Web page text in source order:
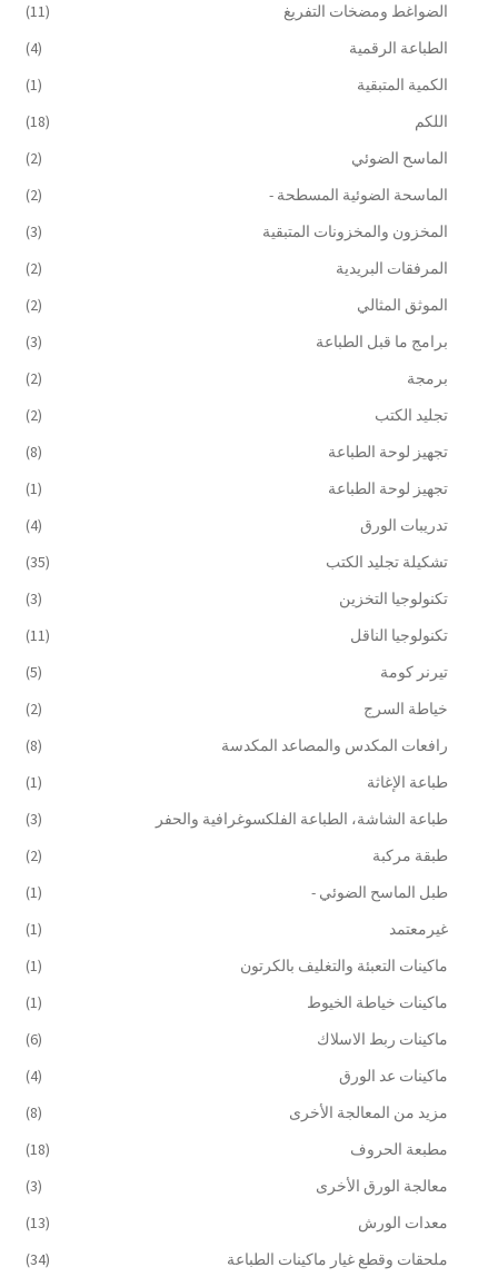
الضواغط ومضخات التفريغ
(11)
الطباعة الرقمية
(4)
الكمية المتبقية
(1)
اللكم
(18)
الماسح الضوئي
(2)
الماسحة الضوئية المسطحة -
(2)
المخزون والمخزونات المتبقية
(3)
المرفقات البريدية
(2)
الموثق المثالي
(2)
برامج ما قبل الطباعة
(3)
برمجة
(2)
تجليد الكتب
(2)
تجهيز لوحة الطباعة
(8)
تجهيز لوحة الطباعة
(1)
تدريبات الورق
(4)
تشكيلة تجليد الكتب
(35)
تكنولوجيا التخزين
(3)
تكنولوجيا الناقل
(11)
تيرنر كومة
(5)
خياطة السرج
(2)
رافعات المكدس والمصاعد المكدسة
(8)
طباعة الإغاثة
(1)
طباعة الشاشة، الطباعة الفلكسوغرافية والحفر
(3)
طبقة مركبة
(2)
طبل الماسح الضوئي -
(1)
غيرمعتمد
(1)
ماكينات التعبئة والتغليف بالكرتون
(1)
ماكينات خياطة الخيوط
(1)
ماكينات ربط الاسلاك
(6)
ماكينات عد الورق
(4)
مزيد من المعالجة الأخرى
(8)
مطبعة الحروف
(18)
معالجة الورق الأخرى
(3)
معدات الورش
(13)
ملحقات وقطع غيار ماكينات الطباعة
(34)